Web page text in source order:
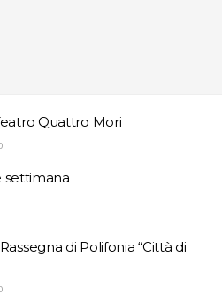
Quattro Mori
settimana
di Polifonia “Città di